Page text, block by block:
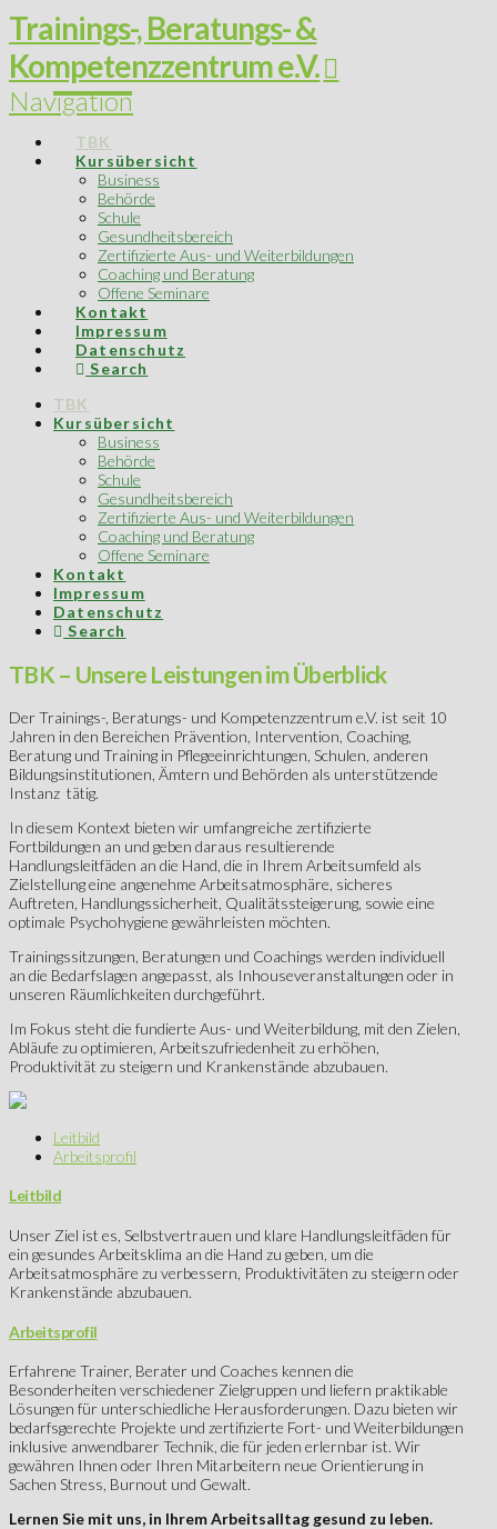
Trainings-, Beratungs- &
Kompetenzzentrum e.V.
Navigation
TBK
Kursübersicht
Business
Behörde
Schule
Gesundheitsbereich
Zertifizierte Aus- und Weiterbildungen
Coaching und Beratung
Offene Seminare
Kontakt
Impressum
Datenschutz
Search
TBK
Kursübersicht
Business
Behörde
Schule
Gesundheitsbereich
Zertifizierte Aus- und Weiterbildungen
Coaching und Beratung
Offene Seminare
Kontakt
Impressum
Datenschutz
Search
TBK – Unsere Leistungen im Überblick
Der Trainings-, Beratungs- und Kompetenzzentrum e.V. ist seit 10
Jahren in den Bereichen Prävention, Intervention, Coaching,
Beratung und Training in Pflegeeinrichtungen, Schulen, anderen
Bildungsinstitutionen, Ämtern und Behörden als unterstützende
Instanz tätig.
In diesem Kontext bieten wir umfangreiche zertifizierte
Fortbildungen an und geben daraus resultierende
Handlungsleitfäden an die Hand, die in Ihrem Arbeitsumfeld als
Zielstellung eine angenehme Arbeitsatmosphäre, sicheres
Auftreten, Handlungssicherheit, Qualitätssteigerung, sowie eine
optimale Psychohygiene gewährleisten möchten.
Trainingssitzungen, Beratungen und Coachings werden individuell
an die Bedarfslagen angepasst, als Inhouseveranstaltungen oder in
unseren Räumlichkeiten durchgeführt.
Im Fokus steht die fundierte Aus- und Weiterbildung, mit den Zielen,
Abläufe zu optimieren, Arbeitszufriedenheit zu erhöhen,
Produktivität zu steigern und Krankenstände abzubauen.
Leitbild
Arbeitsprofil
Leitbild
Unser Ziel ist es, Selbstvertrauen und klare Handlungsleitfäden für
ein gesundes Arbeitsklima an die Hand zu geben, um die
Arbeitsatmosphäre zu verbessern, Produktivitäten zu steigern oder
Krankenstände abzubauen.
Arbeitsprofil
Erfahrene Trainer, Berater und Coaches kennen die
Besonderheiten verschiedener Zielgruppen und liefern praktikable
Lösungen für unterschiedliche Herausforderungen. Dazu bieten wir
bedarfsgerechte Projekte und zertifizierte Fort- und Weiterbildungen
inklusive anwendbarer Technik, die für jeden erlernbar ist. Wir
gewähren Ihnen oder Ihren Mitarbeitern neue Orientierung in
Sachen Stress, Burnout und Gewalt.
Lernen Sie mit uns, in Ihrem Arbeitsalltag gesund zu leben.